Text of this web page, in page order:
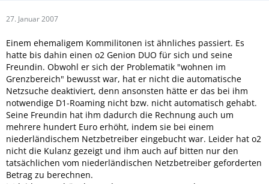
27. Januar 2007
Einem ehemaligem Kommilitonen ist ähnliches passiert. Es
hatte bis dahin einen o2 Genion DUO für sich und seine
Freundin. Obwohl er sich der Problematik "wohnen im
Grenzbereich" bewusst war, hat er nicht die automatische
Netzsuche deaktiviert, denn ansonsten hätte er das bei ihm
notwendige D1-Roaming nicht bzw. nicht automatisch gehabt.
Seine Freundin hat ihm dadurch die Rechnung auch um
mehrere hundert Euro erhöht, indem sie bei einem
niederländischem Netzbetreiber eingebucht war. Leider hat o2
nicht die Kulanz gezeigt und ihm auch auf bitten nur den
tatsächlichen vom niederländischen Netzbetreiber geforderten
Betrag zu berechnen.